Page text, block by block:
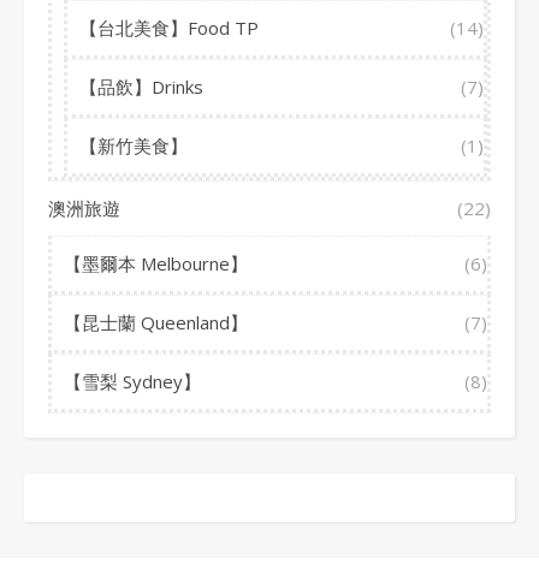
【台北美食】Food TP (14)
【品飲】Drinks (7)
【新竹美食】 (1)
澳洲旅遊 (22)
【墨爾本 Melbourne】 (6)
【昆士蘭 Queenland】 (7)
【雪梨 Sydney】 (8)